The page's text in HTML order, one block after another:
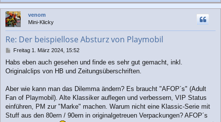
c
venom
Mini-Klicky
Re: Der beispiellose Absturz von Playmobil
B
i
t
a
Freitag 1. März 2024, 15:52
Habs eben auch gesehen und finde es sehr gut gemacht, inkl.
Originalclips von HB und Zeitungsüberschriften.
Aber wie kann man das Dilemma ändern? Es braucht "AFOP´s" (Adult
Fan of Playmobil). Alte Klassiker auflegen und verbessern, VIP Status
einführen, PM zur "Marke" machen. Warum nicht eine Klassic-Serie mit
Stuff aus den 80ern / 90ern in originalgetreuen Verpackungen? AFOP´s